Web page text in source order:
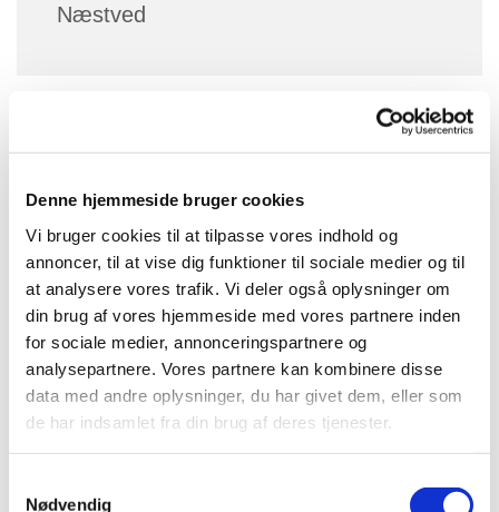
Denne hjemmeside bruger cookies
Vi bruger cookies til at tilpasse vores indhold og
annoncer, til at vise dig funktioner til sociale medier og til
at analysere vores trafik. Vi deler også oplysninger om
din brug af vores hjemmeside med vores partnere inden
for sociale medier, annonceringspartnere og
analysepartnere. Vores partnere kan kombinere disse
data med andre oplysninger, du har givet dem, eller som
de har indsamlet fra din brug af deres tjenester.
Nødvendig
Næstved
3. onsdag i måneden mødes vi til morgensang, kaffe
og morgenbrød i Holsted kirke kl. 10:00 - 11:15
Pris Kr. 20,-